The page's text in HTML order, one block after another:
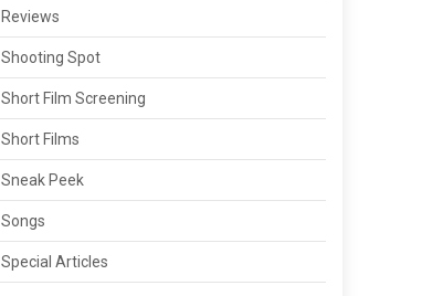
Reviews
Shooting Spot
Short Film Screening
Short Films
Sneak Peek
Songs
Special Articles